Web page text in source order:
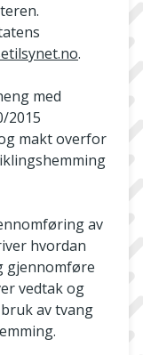
.
med
2015
makt overfor
av
hvordan
gjennomføre
vedtak og
av tvang